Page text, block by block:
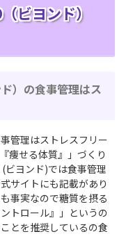
ビヨンド）
）の食事管理はス
管理はストレスフリー
痩せる体質』」づくり
ビヨンド)では食事管理
サイトにも記載があり
事実なので糖質を摂る
トロール』」というの
とを推奨しているの食